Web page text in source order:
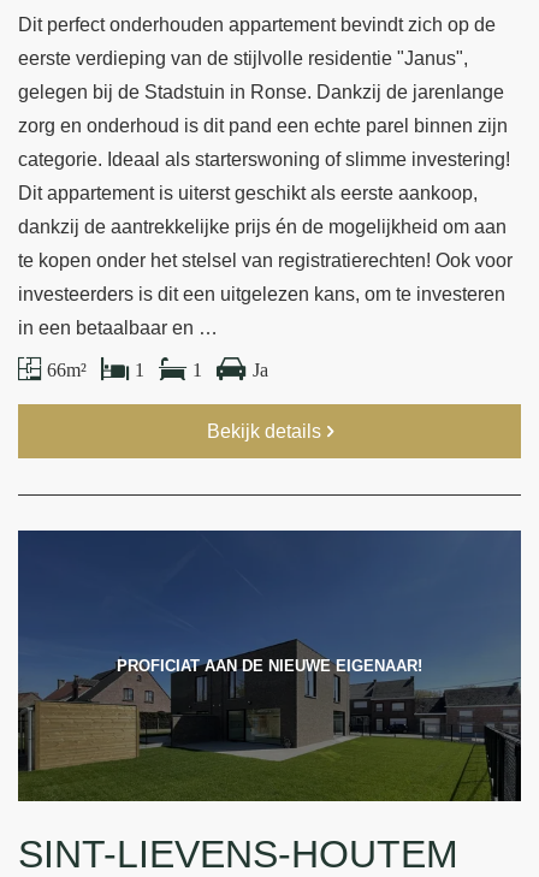
Dit perfect onderhouden appartement bevindt zich op de
eerste verdieping van de stijlvolle residentie "Janus",
gelegen bij de Stadstuin in Ronse. Dankzij de jarenlange
zorg en onderhoud is dit pand een echte parel binnen zijn
categorie. Ideaal als starterswoning of slimme investering!
Dit appartement is uiterst geschikt als eerste aankoop,
dankzij de aantrekkelijke prijs én de mogelijkheid om aan
te kopen onder het stelsel van registratierechten! Ook voor
investeerders is dit een uitgelezen kans, om te investeren
in een betaalbaar en …
66 m² 1 1 Ja
Bekijk details
PROFICIAT AAN DE NIEUWE EIGENAAR!
SINT-LIEVENS-HOUTEM